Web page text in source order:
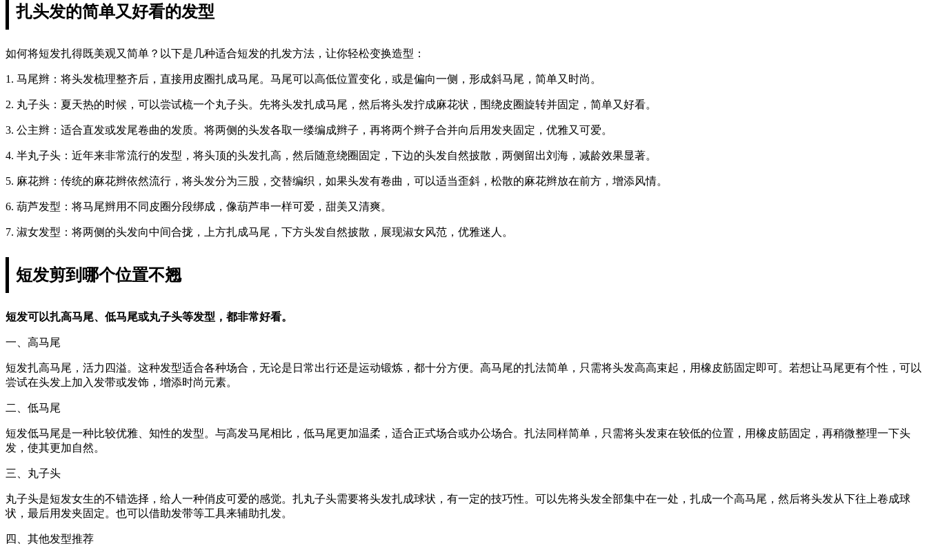
扎头发的简单又好看的发型
如何将短发扎得既美观又简单？以下是几种适合短发的扎发方法，让你轻松变换造型：
1. 马尾辫：将头发梳理整齐后，直接用皮圈扎成马尾。马尾可以高低位置变化，或是偏向一侧，形成斜马尾，简单又时尚。
2. 丸子头：夏天热的时候，可以尝试梳一个丸子头。先将头发扎成马尾，然后将头发拧成麻花状，围绕皮圈旋转并固定，简单又好看。
3. 公主辫：适合直发或发尾卷曲的发质。将两侧的头发各取一缕编成辫子，再将两个辫子合并向后用发夹固定，优雅又可爱。
4. 半丸子头：近年来非常流行的发型，将头顶的头发扎高，然后随意绕圈固定，下边的头发自然披散，两侧留出刘海，减龄效果显著。
5. 麻花辫：传统的麻花辫依然流行，将头发分为三股，交替编织，如果头发有卷曲，可以适当歪斜，松散的麻花辫放在前方，增添风情。
6. 葫芦发型：将马尾辫用不同皮圈分段绑成，像葫芦串一样可爱，甜美又清爽。
7. 淑女发型：将两侧的头发向中间合拢，上方扎成马尾，下方头发自然披散，展现淑女风范，优雅迷人。
短发剪到哪个位置不翘
短发可以扎高马尾、低马尾或丸子头等发型，都非常好看。
一、高马尾
短发扎高马尾，活力四溢。这种发型适合各种场合，无论是日常出行还是运动锻炼，都十分方便。高马尾的扎法简单，只需将头发高高束起，用橡皮筋固定即可。若想让马尾更有个性，可以
尝试在头发上加入发带或发饰，增添时尚元素。
二、低马尾
短发低马尾是一种比较优雅、知性的发型。与高发马尾相比，低马尾更加温柔，适合正式场合或办公场合。扎法同样简单，只需将头发束在较低的位置，用橡皮筋固定，再稍微整理一下头
发，使其更加自然。
三、丸子头
丸子头是短发女生的不错选择，给人一种俏皮可爱的感觉。扎丸子头需要将头发扎成球状，有一定的技巧性。可以先将头发全部集中在一处，扎成一个高马尾，然后将头发从下往上卷成球
状，最后用发夹固定。也可以借助发带等工具来辅助扎发。
四、其他发型推荐